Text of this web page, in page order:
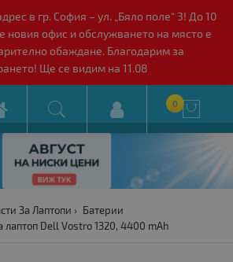
в гр. София – ул. „Бяло поле“ 3! До 10
новия офис и обслужването на място е
обаждане. Благодарим за
Ще се видим на 11.08
 0 
За Лаптопи
Батерии
лаптоп Dell Vostro 1320, 4400 mAh